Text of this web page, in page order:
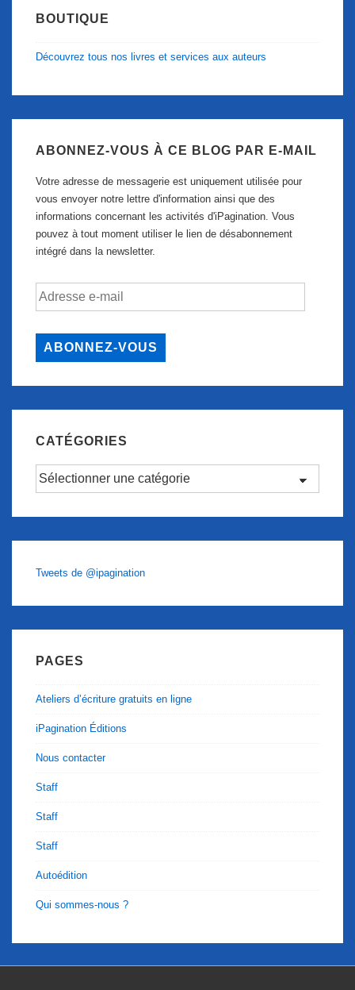
BOUTIQUE
Découvrez tous nos livres et services aux auteurs
ABONNEZ-VOUS À CE BLOG PAR E-MAIL
Votre adresse de messagerie est uniquement utilisée pour
vous envoyer notre lettre d'information ainsi que des
informations concernant les activités d'iPagination. Vous
pouvez à tout moment utiliser le lien de désabonnement
intégré dans la newsletter.
Adresse
e-
ABONNEZ-VOUS
CATÉGORIES
Catégories
Tweets de @ipagination
PAGES
Ateliers d’écriture gratuits en ligne
iPagination Éditions
Nous contacter
Staff
Staff
Staff
Autoédition
Qui sommes-nous ?